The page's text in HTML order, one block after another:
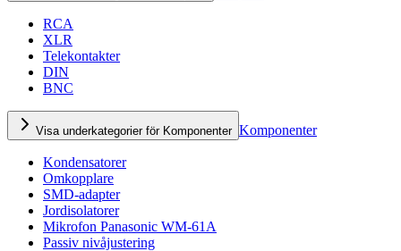
RCA
XLR
Telekontakter
DIN
BNC
Visa underkategorier för Komponenter Komponenter
Kondensatorer
Omkopplare
SMD-adapter
Jordisolatorer
Mikrofon Panasonic WM-61A
Passiv nivåjustering